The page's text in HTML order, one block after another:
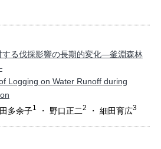
する伐採影響の長期的変化―釜淵森林
Logging on Water Runoff during
多余子1 ・ 野口正二2 ・ 細田育広3